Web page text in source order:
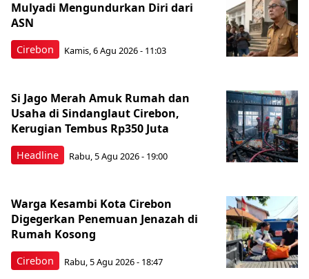
Cirebon
Mulyadi Mengundurkan Diri dari
ASN
Kamis, 6 Agu 2026 - 11:03
Headline
Si Jago Merah Amuk Rumah dan
Usaha di Sindanglaut Cirebon,
Kerugian Tembus Rp350 Juta
Rabu, 5 Agu 2026 - 19:00
Cirebon
Warga Kesambi Kota Cirebon
Digegerkan Penemuan Jenazah di
Rumah Kosong
Rabu, 5 Agu 2026 - 18:47